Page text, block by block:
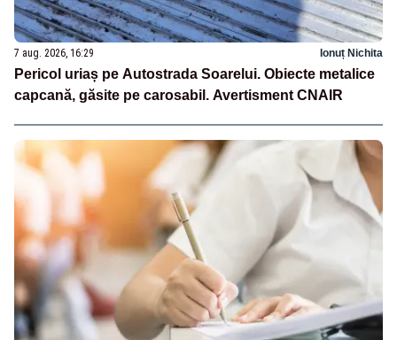
7 aug. 2026, 16:29 Ionuț Nichita
Pericol uriaș pe Autostrada Soarelui. Obiecte metalice
capcană, găsite pe carosabil. Avertisment CNAIR